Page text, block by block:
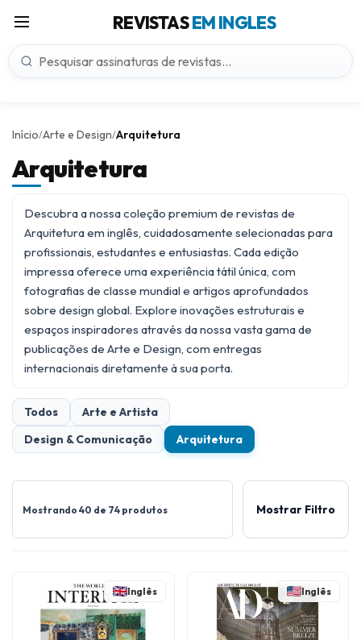
REVISTASEM INGLES
Início/Arte e Design/Arquitetura
Arquitetura
Descubra a nossa coleção premium de revistas de
Arquitetura em inglês, cuidadosamente selecionadas para
profissionais, estudantes e entusiastas. Cada edição
impressa oferece uma experiência tátil única, com
fotografias de classe mundial e artigos aprofundados
sobre design global. Explore inovações estruturais e
espaços inspiradores através da nossa vasta gama de
publicações de Arte e Design, com entregas
internacionais diretamente à sua porta.
Todos
Arte e Artista
Design & Comunicação
Arquitetura
Mostrando 40 de 74 produtos Mostrar Filtro
Inglês Inglês